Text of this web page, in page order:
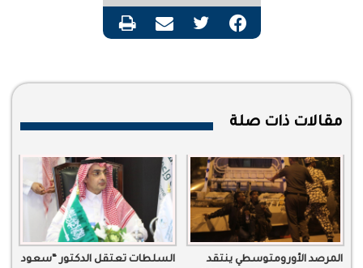
فيسبوك تويتر مشاركة عبر البريد طباعة
مقالات ذات صلة
المرصد الأورومتوسطي ينتقد
السلطات تعتقل الدكتور “سعود